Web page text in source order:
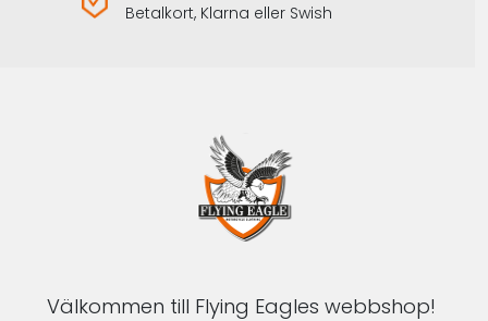
Betalkort, Klarna eller Swish
Välkommen till Flying Eagles webbshop!